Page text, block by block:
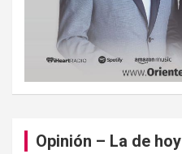
Opinión – La de hoy